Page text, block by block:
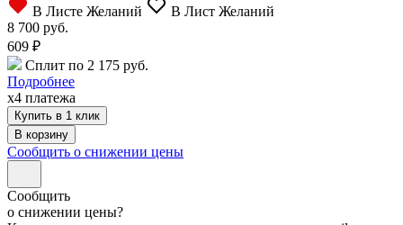
В Листе Желаний
В Лист Желаний
8 700 руб.
609 ₽
Сплит по 2 175 руб.
Подробнее
x4 платежа
Купить в 1 клик
Сообщить о снижении цены
Сообщить
о снижении цены?